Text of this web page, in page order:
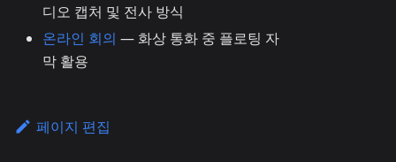
디오 캡처 및 전사 방식
온라인 회의 — 화상 통화 중 플로팅 자
막 활용
페이지 편집